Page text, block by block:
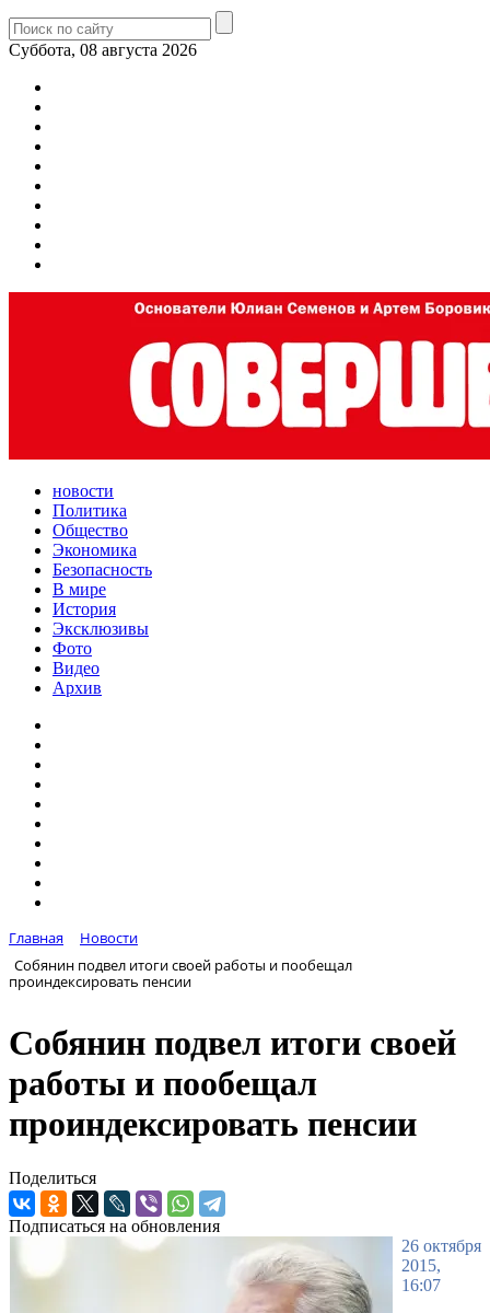
Суббота, 08 августа 2026
новости
Политика
Общество
Экономика
Безопасность
В мире
История
Эксклюзивы
Фото
Видео
Архив
Главная
Новости
Собянин подвел итоги своей работы и пообещал
проиндексировать пенсии
Собянин подвел итоги своей
работы и пообещал
проиндексировать пенсии
Поделиться
Подписаться на обновления
26 октября
2015,
16:07